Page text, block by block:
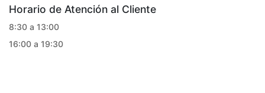
Horario de Atención al Cliente
8:30 a 13:00
16:00 a 19:30